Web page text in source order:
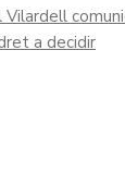
a decidir